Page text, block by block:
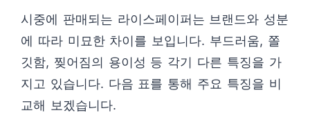
시중에 판매되는 라이스페이퍼는 브랜드와 성분
에 따라 미묘한 차이를 보입니다. 부드러움, 쫄
깃함, 찢어짐의 용이성 등 각기 다른 특징을 가
지고 있습니다. 다음 표를 통해 주요 특징을 비
교해 보겠습니다.